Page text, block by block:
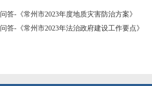
问答-《常州市2023年度地质灾害防治方案》
问答-《常州市2023年法治政府建设工作要点》